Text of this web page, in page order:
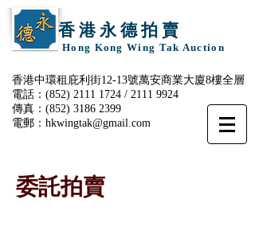
香 港 永 德 拍 賣
Hong Kong Wing Tak Auction
香港中環租庇利街12-13號萬安商業大廈8樓全層
電話：(852) 2111 1724 / 2111 9924
傳真：(852) 3186 2399
電郵： hkwingtak@gmail.com
委託拍賣